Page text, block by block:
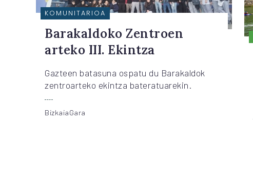
KOMUNITARIOA
Barakaldoko Zentroen
arteko III. Ekintza
Gazteen batasuna ospatu du Barakaldok
zentroarteko ekintza bateratuarekin.
BizkaiaGara